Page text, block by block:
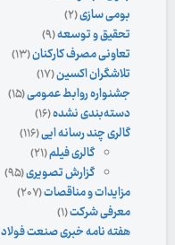
بومی سازی(۲)
تحقیق و توسعه(۹)
تعاونی مصرف کارکنان(۱۳)
تلاشگران اکسین(۱۷)
جشنواره روابط عمومی(۱۵)
دسته‌بندی نشده(۱۶)
گالری چند رسانه ایی(۱۱۶)
گالری فیلم(۲۱)
گزارش تصویری(۹۵)
مزایدات و مناقصات(۲۰۷)
معرفی شرکت(۱)
هفته نامه خبری صنعت فولاد